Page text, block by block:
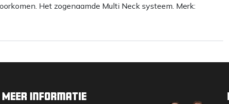
Het zogenaamde Multi Neck systeem. Merk:
Meer informatie